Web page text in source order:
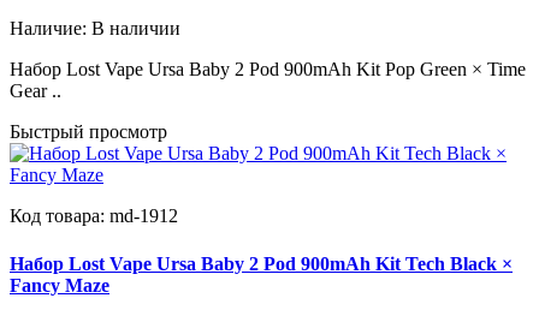
Наличие: В наличии
Набор Lost Vape Ursa Baby 2 Pod 900mAh Kit Pop Green × Time
Gear ..
Быстрый просмотр
Код товара: md-1912
Набор Lost Vape Ursa Baby 2 Pod 900mAh Kit Tech Black ×
Fancy Maze